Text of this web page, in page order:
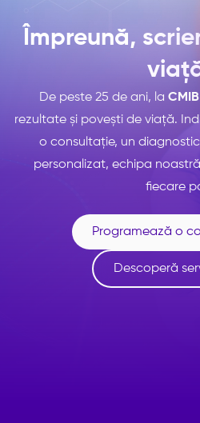
Împreună,
De peste 25 de ani, la CMIB
rezultate și povești de viață.
o consultație, un
personalizat, echipa
fiecare
Programează o
Descoperă